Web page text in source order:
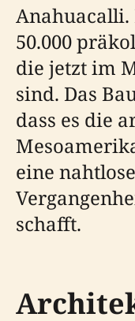
50.000
die jetzt im
sind. Das
dass es die
eine
schafft.